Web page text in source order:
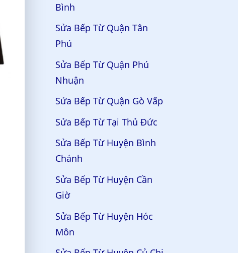
Bình
Sửa Bếp Từ Quận Tân
Phú
Sửa Bếp Từ Quận Phú
Nhuận
Sửa Bếp Từ Quận Gò Vấp
Sửa Bếp Từ Tại Thủ Đức
Sửa Bếp Từ Huyện Bình
Chánh
Sửa Bếp Từ Huyện Cần
Giờ
Sửa Bếp Từ Huyện Hóc
Môn